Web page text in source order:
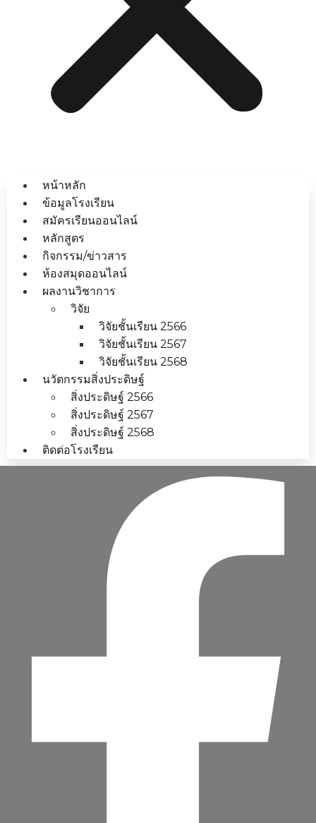
หน้าหลัก
ข้อมูลโรงเรียน
สมัครเรียนออนไลน์
หลักสูตร
กิจกรรม/ข่าวสาร
ห้องสมุดออนไลน์
ผลงานวิชาการ
วิจัย
วิจัยชั้นเรียน 2566
วิจัยชั้นเรียน 2567
วิจัยชั้นเรียน 2568
นวัตกรรมสิ่งประดิษฐ์
สิ่งประดิษฐ์ 2566
สิ่งประดิษฐ์ 2567
สิ่งประดิษฐ์ 2568
ติดต่อโรงเรียน